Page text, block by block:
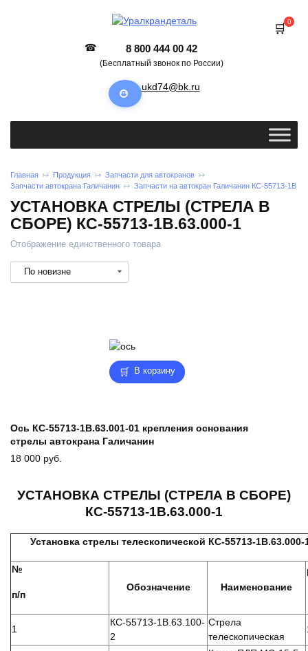
8 800 444 00 42
(Бесплатный звонок по России)
ukd74@bk.ru
0
Главная Продукция
Запчасти для автокранов
Запчасти автокрана Галичанин
Запчасти на автокран Галичанин КС-55713-1В
УСТАНОВКА СТРЕЛЫ (СТРЕЛА В
СБОРЕ) КС-55713-1В.63.000-1
Отображение единственного товара
В корзину
Ось КС-55713-1В.63.001-01 крепления основания
стрелы автокрана Галичанин
18 000 руб.
УСТАНОВКА СТРЕЛЫ (СТРЕЛА В СБОРЕ)
КС-55713-1В.63.000-1
Установка стрелы телескопической КС-55713-1В.63.000-
№
п/п
Обозначение Наименование
1
КС-55713-1В.63.100-
2
Стрела
телескопическая